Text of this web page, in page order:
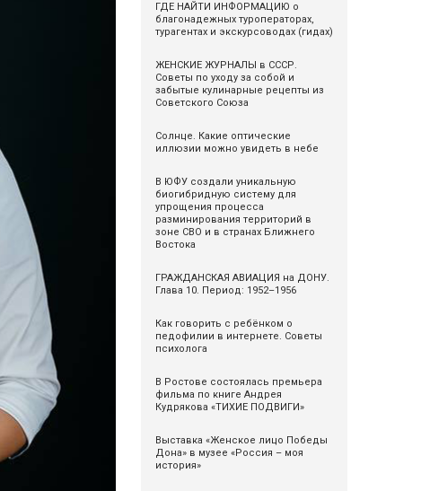
ГДЕ НАЙТИ ИНФОРМАЦИЮ о
благонадежных туроператорах,
турагентах и экскурсоводах (гидах)
ЖЕНСКИЕ ЖУРНАЛЫ в СССР.
Советы по уходу за собой и
забытые кулинарные рецепты из
Советского Союза
Солнце. Какие оптические
иллюзии можно увидеть в небе
В ЮФУ создали уникальную
биогибридную систему для
упрощения процесса
разминирования территорий в
зоне СВО и в странах Ближнего
Востока
ГРАЖДАНСКАЯ АВИАЦИЯ на ДОНУ.
Глава 10. Период: 1952–1956
Как говорить с ребёнком о
педофилии в интернете. Советы
психолога
В Ростове состоялась премьера
фильма по книге Андрея
Кудрякова «ТИХИЕ ПОДВИГИ»
Выставка «Женское лицо Победы
Дона» в музее «Россия – моя
история»